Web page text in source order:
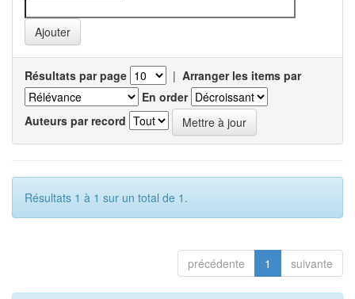
Résultats par page | Arranger les items par
En order
Auteurs par record
Résultats 1 à 1 sur un total de 1.
précédente 1 suivante